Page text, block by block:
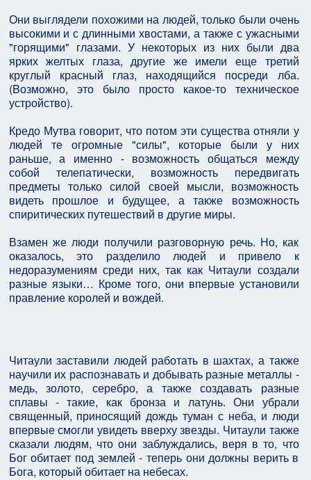
Они выглядели похожими на людей, только были очень
высокими и с длинными хвостами, а также с ужасными
"горящими" глазами. У некоторых из них были два
ярких желтых глаза, другие же имели еще третий
круглый красный глаз, находящийся посреди лба.
(Bозможно, это было просто какое-то техническое
устройство).
Кредо Мутва говорит, что потом эти существа отняли у
людей те огромные "силы", которые были у них
раньше, а именно - возможность общаться между
собой телепатически, возможность передвигать
предметы только силой своей мысли, возможность
видеть прошлое и будущее, а также возможность
спиритических путешествий в другие миры.
Взамен же люди получили разговорную речь. Но, как
оказалось, это разделило людей и привело к
недоразумениям среди них, так как Читаули создали
разные языки… Кроме того, они впервые установили
правление королей и вождей.
Читаули заставили людей работать в шахтах, а также
научили их распознавать и добывать разные металлы -
медь, золото, серебро, а также создавать разные
сплавы - такие, как бронза и латунь. Они убрали
священный, приносящий дождь туман с неба, и люди
впервые смогли увидеть вверху звезды. Читаули также
сказали людям, что они заблуждались, веря в то, что
Бог обитает под землей - теперь они должны верить в
Бога, который обитает на небесах.